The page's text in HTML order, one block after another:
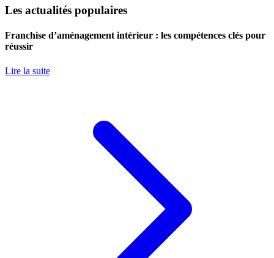
Les actualités populaires
Franchise d’aménagement intérieur : les compétences clés pour
réussir
Lire la suite